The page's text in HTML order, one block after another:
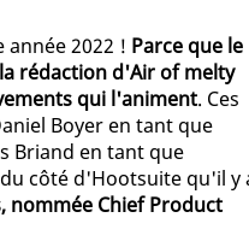
2022 ! Parce que le
rédaction d'Air of melty
qui l'animent. Ces
Boyer en tant que
Briand en tant que
côté d'Hootsuite qu'il y
nommée Chief Product